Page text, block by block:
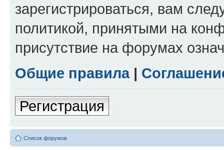
зарегистрироваться, вам
политикой, принятыми на
присутствие на форумах
Общие правила|
Регистрация
Список форумов